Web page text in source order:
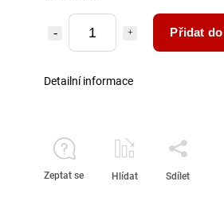
Přidat
Detailní informace
Zeptat se Hlídat Sdílet